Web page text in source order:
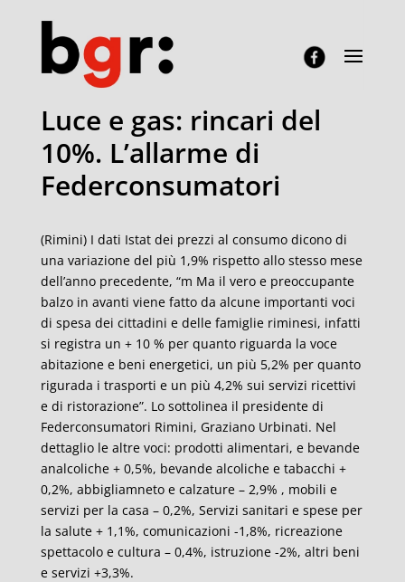
Luce e gas: rincari del
10%. L’allarme di
Federconsumatori
(Rimini) I dati Istat dei prezzi al consumo dicono di
una variazione del più 1,9% rispetto allo stesso mese
dell’anno precedente, “m Ma il vero e preoccupante
balzo in avanti viene fatto da alcune importanti voci
di spesa dei cittadini e delle famiglie riminesi, infatti
si registra un + 10 % per quanto riguarda la voce
abitazione e beni energetici, un più 5,2% per quanto
rigurada i trasporti e un più 4,2% sui servizi ricettivi
e di ristorazione”. Lo sottolinea il presidente di
Federconsumatori Rimini, Graziano Urbinati. Nel
dettaglio le altre voci: prodotti alimentari, e bevande
analcoliche + 0,5%, bevande alcoliche e tabacchi +
0,2%, abbigliamneto e calzature – 2,9% , mobili e
servizi per la casa – 0,2%, Servizi sanitari e spese per
la salute + 1,1%, comunicazioni -1,8%, ricreazione
spettacolo e cultura – 0,4%, istruzione -2%, altri beni
e servizi +3,3%.